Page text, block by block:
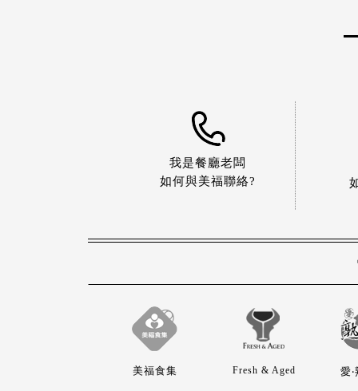
我是餐廳老闆
如何與美福聯絡?
美福食集 Fresh & Aged 愛